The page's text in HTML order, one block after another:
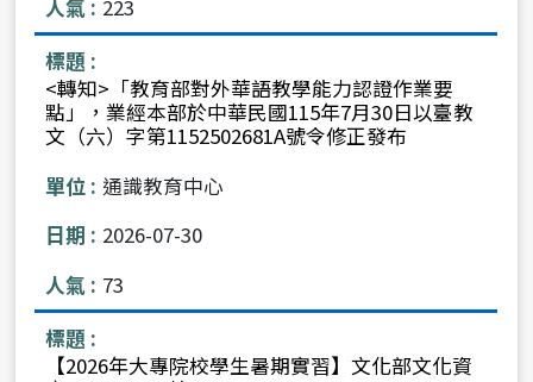
223
<轉知>「教育部對外華語教學能力認證作業要
點」，業經本部於中華民國115年7月30日以臺教
文（六）字第1152502681A號令修正發布
通識教育中心
2026-07-30
73
【2026年大專院校學生暑期實習】文化部文化資